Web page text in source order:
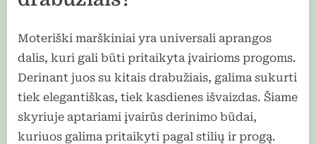
Moteriški marškiniai yra universali aprangos
dalis, kuri gali būti pritaikyta įvairioms progoms.
Derinant juos su kitais drabužiais, galima sukurti
tiek elegantiškas, tiek kasdienes išvaizdas. Šiame
skyriuje aptariami įvairūs derinimo būdai,
kuriuos galima pritaikyti pagal stilių ir progą.